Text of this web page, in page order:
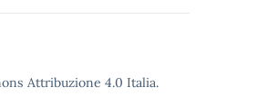
Attribuzione 4.0 Italia.